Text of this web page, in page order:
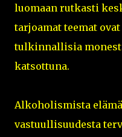
luomaan rutkasti
tarjoamat teemat
tulkinnallisia
katsottuna.
Alkoholismista
vastuullisuudesta